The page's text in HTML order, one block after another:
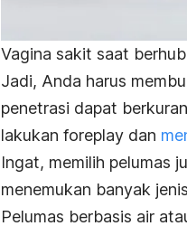
Vagina sakit saat
Jadi, Anda harus
penetrasi dapat
lakukan foreplay dan
Ingat, memilih pelumas
menemukan banyak
Pelumas berbasis air